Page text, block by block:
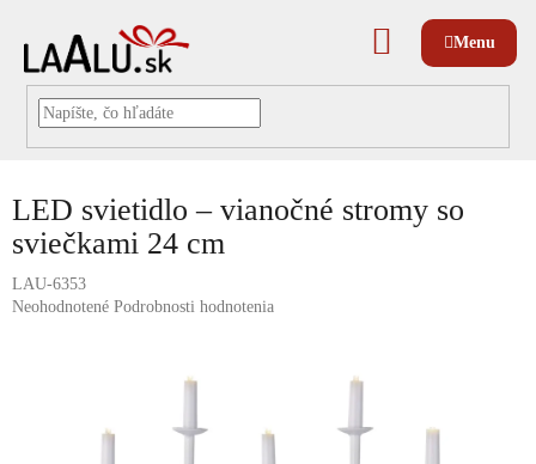
NÁKUPNÝ
KOŠÍK
LED svietidlo – vianočné stromy so
sviečkami 24 cm
LAU-6353
Priemerné
Neohodnotené Podrobnosti hodnotenia